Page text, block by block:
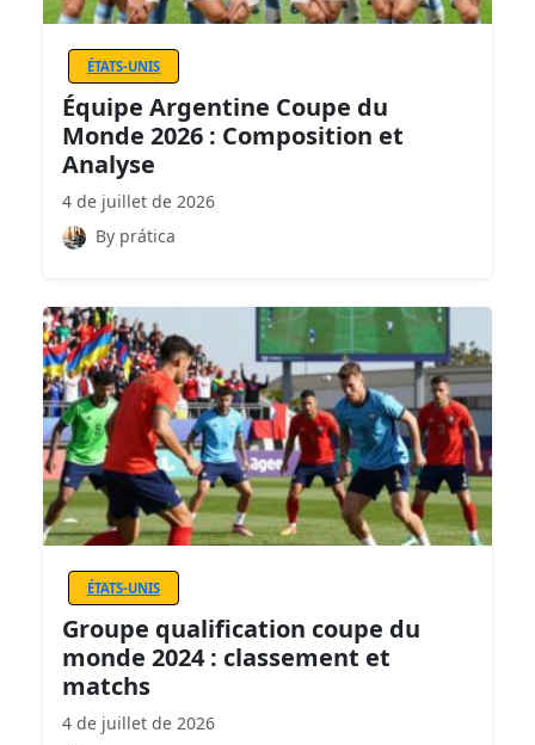
ÉTATS-UNIS
Équipe Argentine Coupe du
Monde 2026 : Composition et
Analyse
4 de juillet de 2026
By prática
ÉTATS-UNIS
Groupe qualification coupe du
monde 2024 : classement et
matchs
4 de juillet de 2026